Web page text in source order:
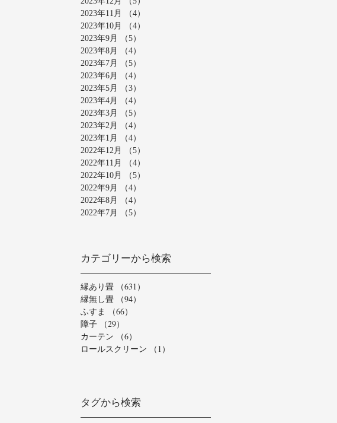
2023年11月
（4）
2023年10月
（4）
2023年9月
（5）
2023年8月
（4）
2023年7月
（5）
2023年6月
（4）
2023年5月
（3）
2023年4月
（4）
2023年3月
（5）
2023年2月
（4）
2023年1月
（4）
2022年12月
（5）
2022年11月
（4）
2022年10月
（5）
2022年9月
（4）
2022年8月
（4）
2022年7月
（5）
カテゴリーから検索
縁あり畳 （631）
縁無し畳
（94）
ふすま
（66）
障子
（29）
カーテン
（6）
ロールスクリーン
（1）
タグから検索